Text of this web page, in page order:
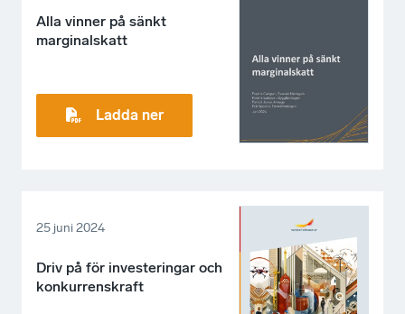
Alla vinner på sänkt
marginalskatt
Ladda ner
25 juni 2024
Driv på för investeringar och
konkurrenskraft